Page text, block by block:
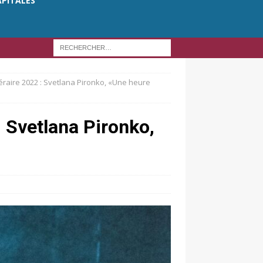
2022 : Svetlana Pironko, «Une heure
Pironko,